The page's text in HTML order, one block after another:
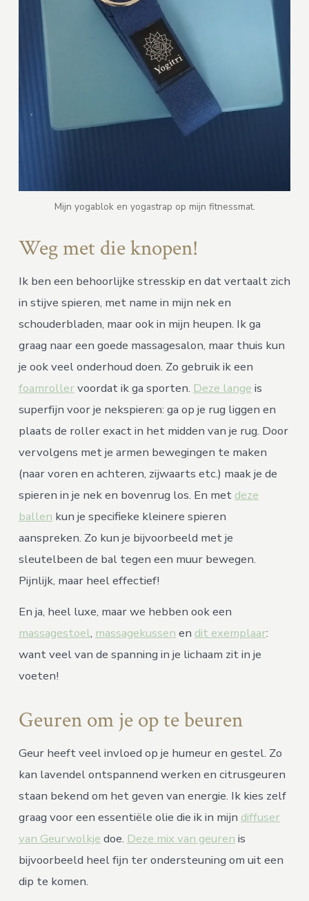
Mijn yogablok en yogastrap op mijn fitnessmat.
Weg met die knopen!
Ik ben een behoorlijke stresskip en dat vertaalt zich
in stijve spieren, met name in mijn nek en
schouderbladen, maar ook in mijn heupen. Ik ga
graag naar een goede massagesalon, maar thuis kun
je ook veel onderhoud doen. Zo gebruik ik een
foamroller voordat ik ga sporten. Deze lange is
superfijn voor je nekspieren: ga op je rug liggen en
plaats de roller exact in het midden van je rug. Door
vervolgens met je armen bewegingen te maken
(naar voren en achteren, zijwaarts etc.) maak je de
spieren in je nek en bovenrug los. En met deze
ballen kun je specifieke kleinere spieren
aanspreken. Zo kun je bijvoorbeeld met je
sleutelbeen de bal tegen een muur bewegen.
Pijnlijk, maar heel effectief!
En ja, heel luxe, maar we hebben ook een
massagestoel, massagekussen en dit exemplaar:
want veel van de spanning in je lichaam zit in je
voeten!
Geuren om je op te beuren
Geur heeft veel invloed op je humeur en gestel. Zo
kan lavendel ontspannend werken en citrusgeuren
staan bekend om het geven van energie. Ik kies zelf
graag voor een essentiële olie die ik in mijn diffuser
van Geurwolkje doe. Deze mix van geuren is
bijvoorbeeld heel fijn ter ondersteuning om uit een
dip te komen.